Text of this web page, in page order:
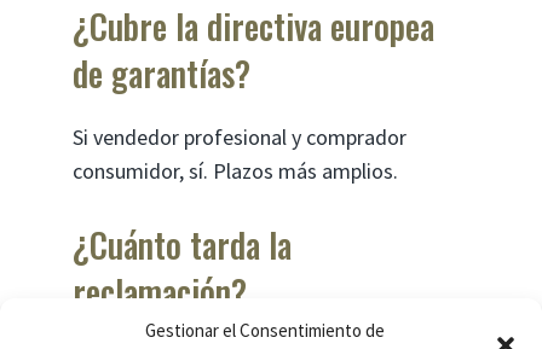
Gestionar el Consentimiento de
¿Cubre la directiva europea
de garantías?
Si vendedor profesional y comprador
consumidor, sí. Plazos más amplios.
¿Cuánto tarda la
reclamación?